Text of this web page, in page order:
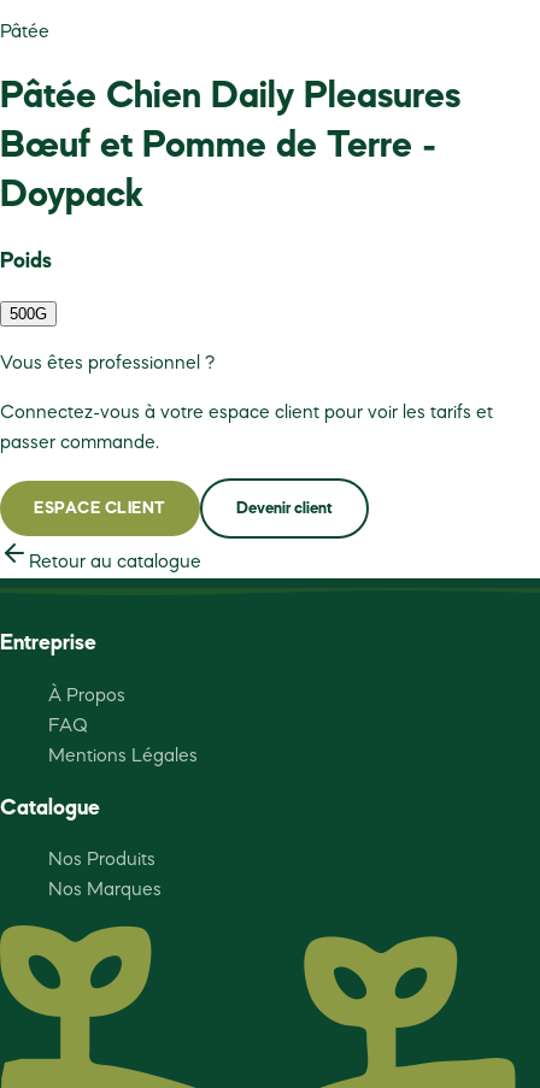
Pâtée
Pâtée Chien Daily Pleasures
Bœuf et Pomme de Terre -
Doypack
Poids
500G
Vous êtes professionnel ?
Connectez-vous à votre espace client pour voir les tarifs et
passer commande.
ESPACE CLIENT Devenir client
Retour au catalogue
Entreprise
À Propos
FAQ
Mentions Légales
Catalogue
Nos Produits
Nos Marques